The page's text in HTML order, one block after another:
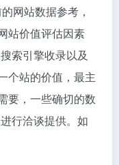
网站数据参考，
站价值评估因素
索引擎收录以及
个站的价值，最主
要，一些确切的数
行洽谈提供。如